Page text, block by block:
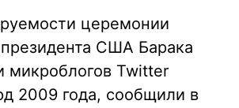
церемонии
США Барака
микроблогов Twitter
2009 года, сообщили в